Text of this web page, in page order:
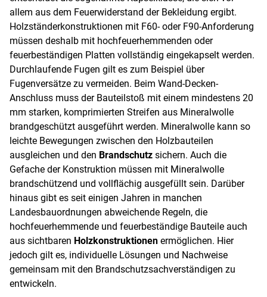
allem aus dem Feuerwiderstand der Bekleidung ergibt.
Holzständerkonstruktionen mit F60- oder F90-Anforderung
müssen deshalb mit hochfeuerhemmenden oder
feuerbeständigen Platten vollständig eingekapselt werden.
Durchlaufende Fugen gilt es zum Beispiel über
Fugenversätze zu vermeiden. Beim Wand-Decken-
Anschluss muss der Bauteilstoß mit einem mindestens 20
mm starken, komprimierten Streifen aus Mineralwolle
brandgeschützt ausgeführt werden. Mineralwolle kann so
leichte Bewegungen zwischen den Holzbauteilen
ausgleichen und den Brandschutz sichern. Auch die
Gefache der Konstruktion müssen mit Mineralwolle
brandschützend und vollflächig ausgefüllt sein. Darüber
hinaus gibt es seit einigen Jahren in manchen
Landesbauordnungen abweichende Regeln, die
hochfeuerhemmende und feuerbeständige Bauteile auch
aus sichtbaren Holzkonstruktionen ermöglichen. Hier
jedoch gilt es, individuelle Lösungen und Nachweise
gemeinsam mit den Brandschutzsachverständigen zu
entwickeln.